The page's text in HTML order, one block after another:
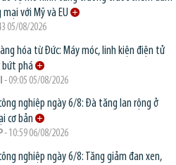
với Mỹ và EU
05/08/2026
hóa từ Đức: Máy móc, linh kiện điện tử
phá
- 09:05 05/08/2026
nghiệp ngày 6/8: Đà tăng lan rộng ở
cơ bản
- 10:59 06/08/2026
nghiệp ngày 6/8: Tăng giảm đan xen,